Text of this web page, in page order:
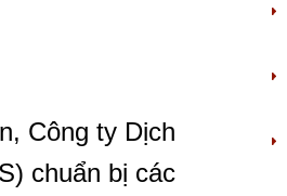
Công ty Dịch
chuẩn bị các